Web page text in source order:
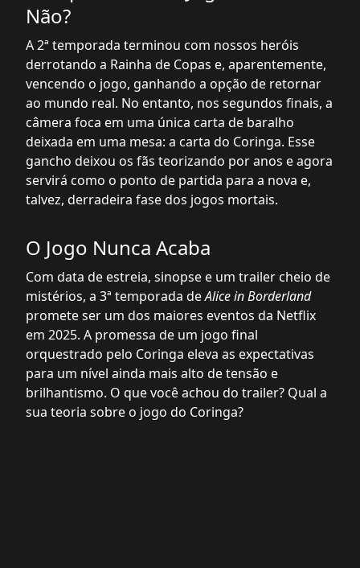
Não?
A 2ª temporada terminou com nossos heróis
derrotando a Rainha de Copas e, aparentemente,
vencendo o jogo, ganhando a opção de retornar
ao mundo real. No entanto, nos segundos finais, a
câmera foca em uma única carta de baralho
deixada em uma mesa: a carta do Coringa. Esse
gancho deixou os fãs teorizando por anos e agora
servirá como o ponto de partida para a nova e,
talvez, derradeira fase dos jogos mortais.
O Jogo Nunca Acaba
Com data de estreia, sinopse e um trailer cheio de
mistérios, a 3ª temporada deAlice in Borderland
promete ser um dos maiores eventos da Netflix
em 2025. A promessa de um jogo final
orquestrado pelo Coringa eleva as expectativas
para um nível ainda mais alto de tensão e
brilhantismo. O que você achou do trailer? Qual a
sua teoria sobre o jogo do Coringa?